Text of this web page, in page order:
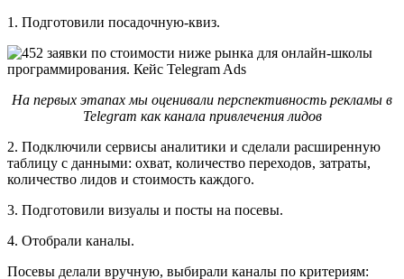
1. Подготовили посадочную-квиз.
На первых этапах мы оценивали перспективность рекламы в
Telegram как канала привлечения лидов
2. Подключили сервисы аналитики и сделали расширенную
таблицу с данными: охват, количество переходов, затраты,
количество лидов и стоимость каждого.
3. Подготовили визуалы и посты на посевы.
4. Отобрали каналы.
Посевы делали вручную, выбирали каналы по критериям: